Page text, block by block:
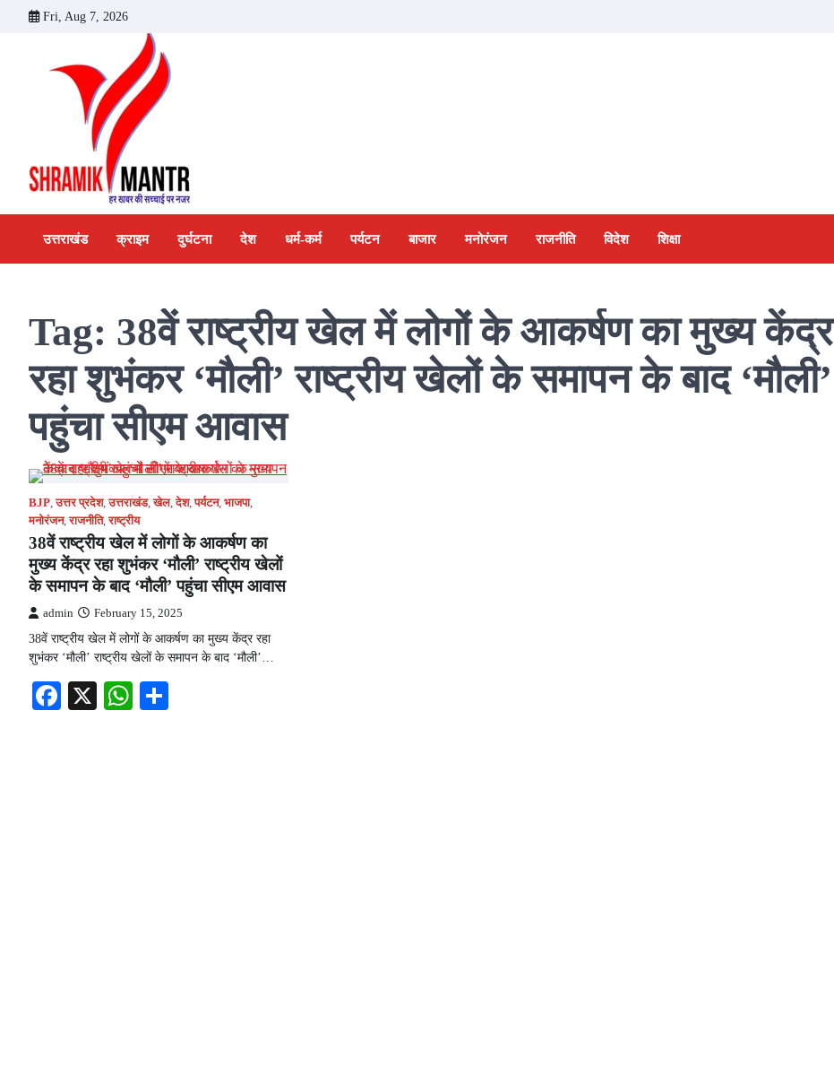
Fri, Aug 7, 2026
उत्तराखंड क्राइम दुर्घटना देश धर्म-कर्म पर्यटन बाजार मनोरंजन राजनीति विदेश शिक्षा
Tag: 38वें राष्ट्रीय खेल में लोगों के आकर्षण का मुख्य केंद्र
रहा शुभंकर ‘मौली’ राष्ट्रीय खेलों के समापन के बाद ‘मौली’
पहुंचा सीएम आवास
BJP,उत्तर प्रदेश,उत्तराखंड,खेल,देश,पर्यटन, भाजपा,
मनोरंजन,राजनीति,राष्ट्रीय
38वें राष्ट्रीय खेल में लोगों के आकर्षण का
मुख्य केंद्र रहा शुभंकर ‘मौली’ राष्ट्रीय खेलों
के समापन के बाद ‘मौली’ पहुंचा सीएम आवास
admin February 15, 2025
38वें राष्ट्रीय खेल में लोगों के आकर्षण का मुख्य केंद्र रहा
शुभंकर ‘मौली’ राष्ट्रीय खेलों के समापन के बाद ‘मौली’…
Facebook
X WhatsApp